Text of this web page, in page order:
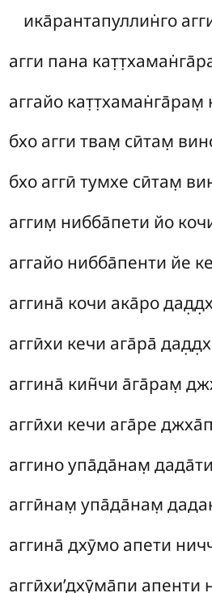
ика̄рантапуллин̇го
агги пана
аггайо кат̣т̣хаман̇га̄рам̣
бхо агги твам̣ сӣтам̣
бхо аггӣ тумхе сӣтам̣
аггим̣ нибба̄пети йо
аггайо нибба̄пенти йе
аггина̄ кочи ака̄ро
аггӣхи кечи ага̄ра̄
аггина̄ кин̃чи а̄га̄рам̣
аггӣхи кечи ага̄ре
аггино упа̄да̄нам̣
аггӣнам̣ упа̄да̄нам̣
аггина̄ дхӯмо апети
аггӣхи’дхӯма̄пи апенти